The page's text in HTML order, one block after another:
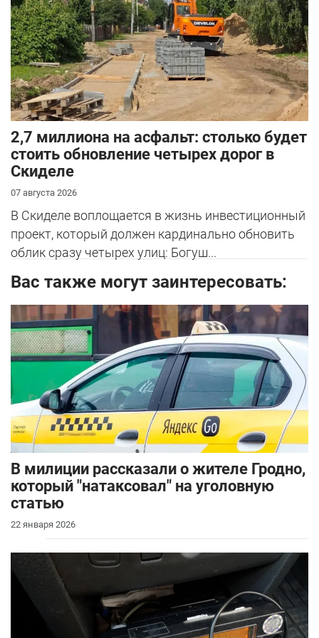
2,7 миллиона на асфальт: столько будет
стоить обновление четырех дорог в
Скиделе
07 августа 2026
В Скиделе воплощается в жизнь инвестиционный
проект, который должен кардинально обновить
облик сразу четырех улиц: Богуш...
Вас также могут заинтересовать:
В милиции рассказали о жителе Гродно,
который "натаксовал" на уголовную
статью
22 января 2026